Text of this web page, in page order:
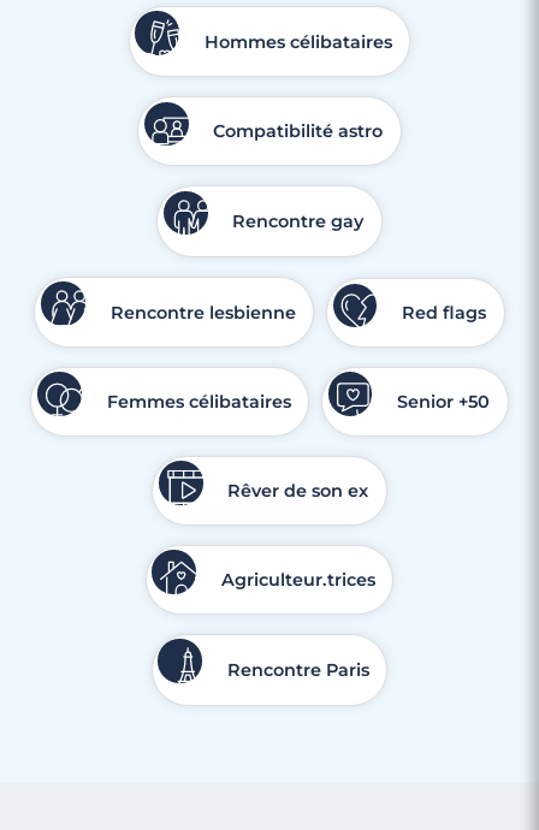
Hommes célibataires
Compatibilité astro
Rencontre gay
Rencontre lesbienne Red flags
Femmes célibataires Senior +50
Rêver de son ex
Agriculteur.trices
Rencontre Paris